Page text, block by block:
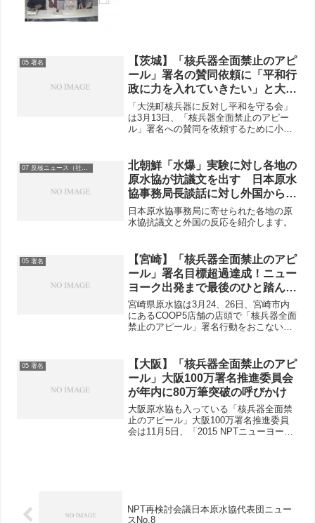
05 署名
【茨城】「核兵器全面禁止のアピ
ール」署名の賛同依頼に「平和行
政に力を入れていきたい」と大洗
町長が署名
「大洗町核兵器に反対し平和を守る会」
は3月13日、「核兵器全面禁止のアピー
ル」署名への賛同を依頼するために小谷
ニューヨークで開かれるNPT再検討会議
に茨城からも代表が参加...
北朝鮮「水爆」実験に対し各地の
原水協が抗議文を出す 日本原水
協事務局長談話に対し外国からも
反応
日本原水協事務局に寄せられた各地の原
水協抗議文と外国の反応を紹介します。
05 署名
【宮崎】「核兵器全面禁止のアピ
ール」署名目標超過達成！ニュー
ヨーク出発まで最後のひと踏ん張
り
宮崎県原水協は3月24、26日、宮崎市内
にあるCOOP5店舗の店頭で「核兵器全面
禁止のアピール」署名行動をおこないま
加えたところ、50,058となり、県の目標
を突...
05 署名
【大阪】「核兵器全面禁止のアピ
ール」大阪100万署名推進委員会
が年内に80万筆突破の呼びかけ
大阪原水協も入っている「核兵器全面禁
止のアピール」大阪100万署名推進委員
会は11月5日、「2015 NPTニューヨーク
NPT再検討会議日本原水協代表団ニュー
スNo.8